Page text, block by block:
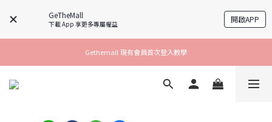
GeTheMall
下載 App 享更多專屬權益 開啟APP
Gethemall 現有會員首次登入教學